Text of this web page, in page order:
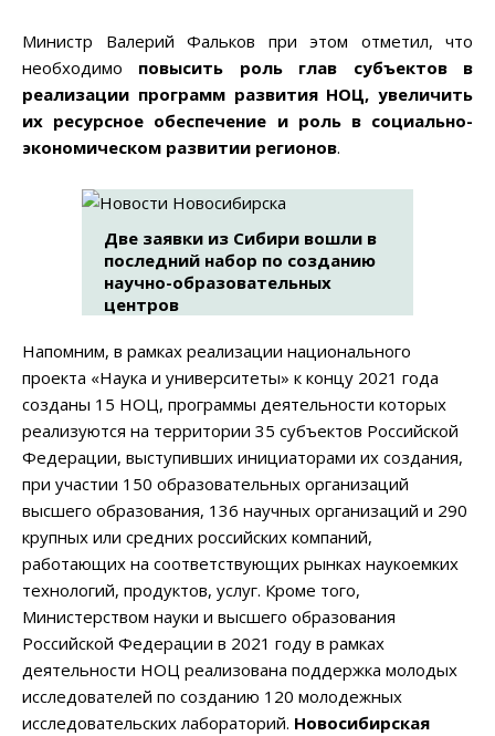
Министр Валерий Фальков при этом отметил, что
необходимо повысить роль глав субъектов в
реализации программ развития НОЦ, увеличить
их ресурсное обеспечение и роль в социально-
экономическом развитии регионов.
Две заявки из Сибири вошли в
последний набор по созданию
научно-образовательных
центров
Напомним, в рамках реализации национального
проекта «Наука и университеты» к концу 2021 года
созданы 15 НОЦ, программы деятельности которых
реализуются на территории 35 субъектов Российской
Федерации, выступивших инициаторами их создания,
при участии 150 образовательных организаций
высшего образования, 136 научных организаций и 290
крупных или средних российских компаний,
работающих на соответствующих рынках наукоемких
технологий, продуктов, услуг. Кроме того,
Министерством науки и высшего образования
Российской Федерации в 2021 году в рамках
деятельности НОЦ реализована поддержка молодых
исследователей по созданию 120 молодежных
исследовательских лабораторий. Новосибирская